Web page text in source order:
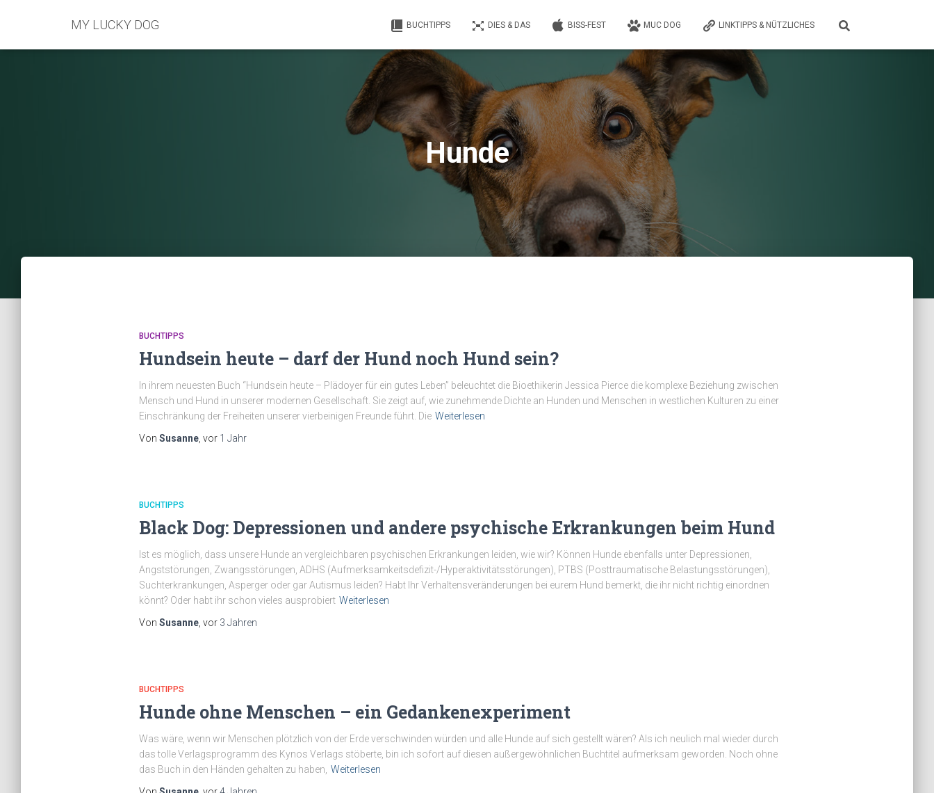
MY LUCKY DOG BUCHTIPPS DIES & DAS BISS-FEST MUC DOG LINKTIPPS & NÜTZLICHES
Hunde
BUCHTIPPS
Hundsein heute – darf der Hund noch Hund sein?
In ihrem neuesten Buch “Hundsein heute – Plädoyer für ein gutes Leben” beleuchtet die Bioethikerin Jessica Pierce die komplexe Beziehung zwischen
Mensch und Hund in unserer modernen Gesellschaft. Sie zeigt auf, wie zunehmende Dichte an Hunden und Menschen in westlichen Kulturen zu einer
Einschränkung der Freiheiten unserer vierbeinigen Freunde führt. Die Weiterlesen
Von Susanne, vor 1 Jahr
BUCHTIPPS
Black Dog: Depressionen und andere psychische Erkrankungen beim Hund
Ist es möglich, dass unsere Hunde an vergleichbaren psychischen Erkrankungen leiden, wie wir? Können Hunde ebenfalls unter Depressionen,
Angststörungen, Zwangsstörungen, ADHS (Aufmerksamkeitsdefizit-/Hyperaktivitätsstörungen), PTBS (Posttraumatische Belastungsstörungen),
Suchterkrankungen, Asperger oder gar Autismus leiden? Habt Ihr Verhaltensveränderungen bei eurem Hund bemerkt, die ihr nicht richtig einordnen
könnt? Oder habt ihr schon vieles ausprobiert Weiterlesen
Von Susanne, vor 3 Jahren
BUCHTIPPS
Hunde ohne Menschen – ein Gedankenexperiment
Was wäre, wenn wir Menschen plötzlich von der Erde verschwinden würden und alle Hunde auf sich gestellt wären? Als ich neulich mal wieder durch
das tolle Verlagsprogramm des Kynos Verlags stöberte, bin ich sofort auf diesen außergewöhnlichen Buchtitel aufmerksam geworden. Noch ohne
das Buch in den Händen gehalten zu haben, Weiterlesen